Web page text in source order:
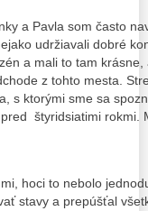
a Pavla som často
udržiavali dobré
a mali to tam
z tohto mesta.
s ktorými sme sa
štyridsiatimi
hoci to nebolo
stavy a prepúšťal